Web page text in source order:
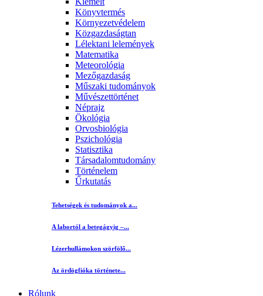
Könyvtermés
Környezetvédelem
Közgazdaságtan
Lélektani lelemények
Matematika
Meteorológia
Mezőgazdaság
Műszaki tudományok
Művészettörténet
Néprajz
Ökológia
Orvosbiológia
Pszichológia
Statisztika
Társadalomtudomány
Történelem
Űrkutatás
Tehetségek és tudományok a...
A labortól a betegágyig –...
Lézerhullámokon szörfölő...
Az ördögfióka története...
Rólunk